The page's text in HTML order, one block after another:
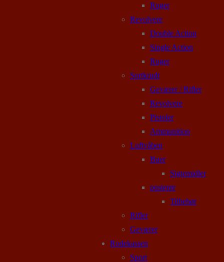
Ruger
Revolvere
Double Action
Single Action
Ruger
Sortkrudt
Geværer / Rifler
Revolvere
Pistoler
Ammunition
Luftvåben
Buer
Sigtemidler
pusterør
Tilbehør
Rifler
Geværer
Rodekassen
Sport